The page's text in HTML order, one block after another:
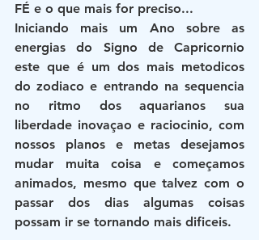
FÉ e o que mais for preciso...
Iniciando mais um Ano sobre as
energias do Signo de Capricornio
este que é um dos mais metodicos
do zodiaco e entrando na sequencia
no ritmo dos aquarianos sua
liberdade inovaçao e raciocinio, com
nossos planos e metas desejamos
mudar muita coisa e começamos
animados, mesmo que talvez com o
passar dos dias algumas coisas
possam ir se tornando mais dificeis.